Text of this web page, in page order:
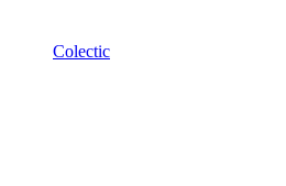
Colectic